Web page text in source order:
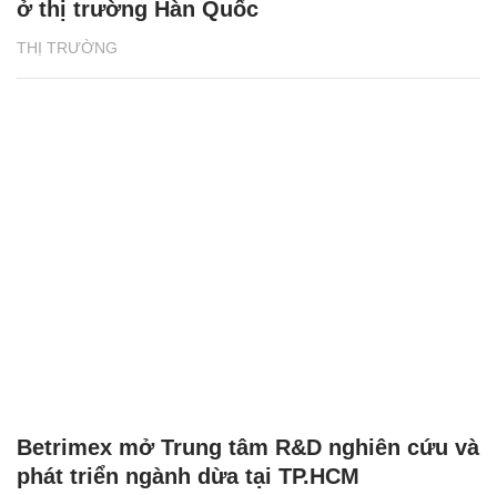
THỊ TRƯỜNG
ở thị trường Hàn Quốc
Betrimex mở Trung tâm R&D nghiên cứu và
phát triển ngành dừa tại TP.HCM